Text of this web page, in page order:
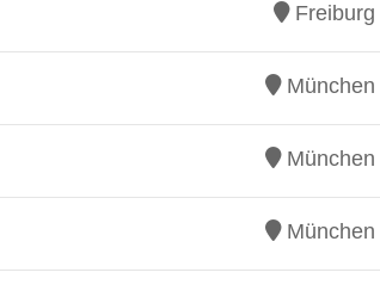
Freiburg
München
München
München